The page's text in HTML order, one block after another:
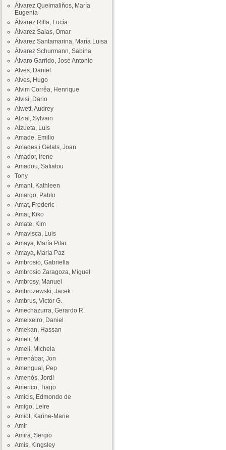
Álvarez Queimaliños, María
Eugenia
Álvarez Rilla, Lucía
Álvarez Salas, Omar
Álvarez Santamarina, María Luisa
Álvarez Schurmann, Sabina
Álvaro Garrido, José Antonio
Alves, Daniel
Alves, Hugo
Alvim Corrêa, Henrique
Alvisi, Dario
Alwett, Audrey
Alzial, Sylvain
Alzueta, Luis
Amade, Emilio
Amades i Gelats, Joan
Amador, Irene
Amadou, Safiatou
Tony
Amant, Kathleen
Amargo, Pablo
Amat, Frederic
Amat, Kiko
Amate, Kim
Amavisca, Luis
Amaya, María Pilar
Amaya, María Paz
Ambrosio, Gabriella
Ambrosio Zaragoza, Miguel
Ambrosy, Manuel
Ambrozewski, Jacek
Ambrus, Víctor G.
Amechazurra, Gerardo R.
Ameixeiro, Daniel
Amekan, Hassan
Ameli, M.
Ameli, Michela
Amenábar, Jon
Amengual, Pep
Amenós, Jordi
Americo, Tiago
Amicis, Edmondo de
Amigo, Leire
Amiot, Karine-Marie
Amir
Amira, Sergio
Amis, Kingsley